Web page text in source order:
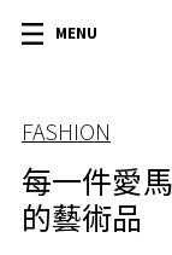
MENU
FASHION
每一件愛
的藝術品